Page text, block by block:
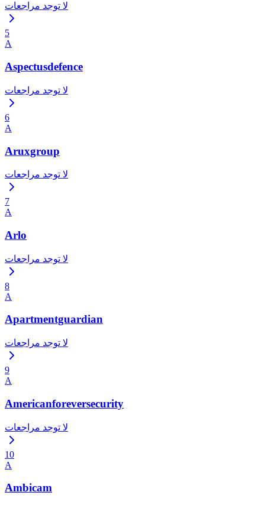
لا توجد مراجعات
5
A
Aspectusdefence
لا توجد مراجعات
6
A
Aruxgroup
لا توجد مراجعات
7
A
Arlo
لا توجد مراجعات
8
A
Apartmentguardian
لا توجد مراجعات
9
A
Americanforeversecurity
لا توجد مراجعات
10
A
Ambicam